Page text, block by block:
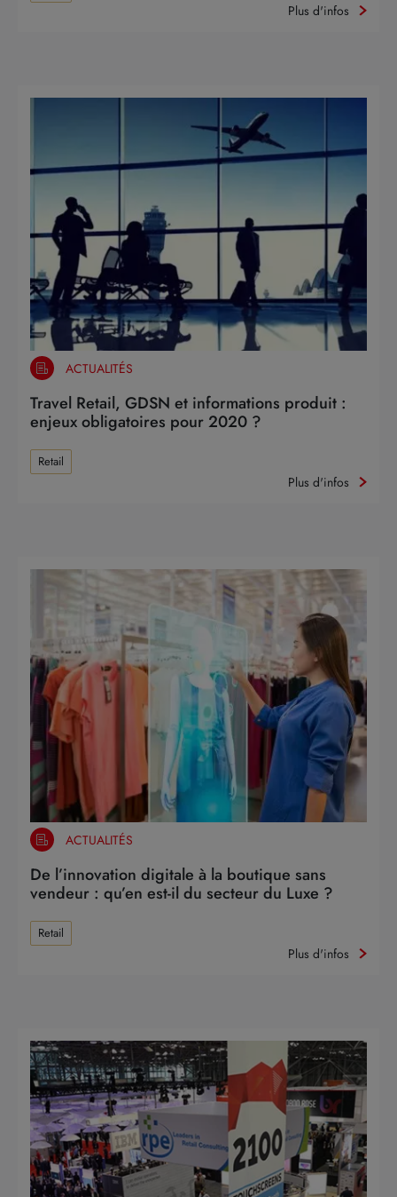
Plus d'infos
ACTUALITÉS
Travel Retail, GDSN et informations produit :
enjeux obligatoires pour 2020 ?
Retail
Plus d'infos
ACTUALITÉS
De l’innovation digitale à la boutique sans
vendeur : qu’en est-il du secteur du Luxe ?
Retail
Plus d'infos